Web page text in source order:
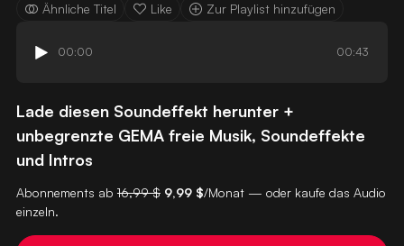
Ähnliche Titel Like Zur Playlist hinzufügen
00:00 00:43
Lade diesen Soundeffekt herunter +
unbegrenzte GEMA freie Musik, Soundeffekte
und Intros
Abonnements ab 16,99 $ 9,99 $/Monat — oder kaufe das Audio
einzeln.